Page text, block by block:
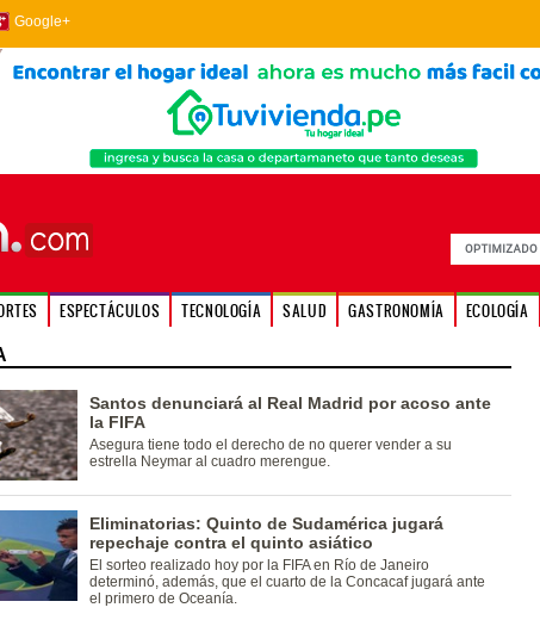
Google+
ESPECTÁCULOS TECNOLOGÍA SALUD GASTRONOMÍA ECOLOGÍA
Santos denunciará al Real Madrid por acoso ante
la FIFA
Asegura tiene todo el derecho de no querer vender a su
estrella Neymar al cuadro merengue.
Eliminatorias: Quinto de Sudamérica jugará
repechaje contra el quinto asiático
El sorteo realizado hoy por la FIFA en Río de Janeiro
determinó, además, que el cuarto de la Concacaf jugará ante
el primero de Oceanía.